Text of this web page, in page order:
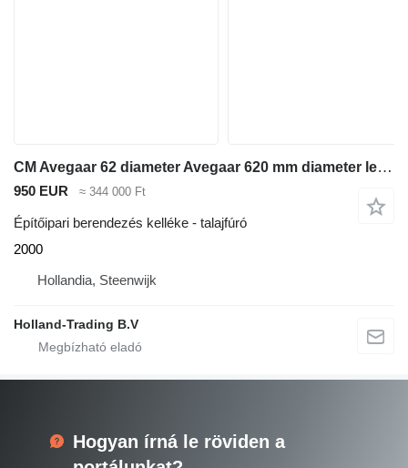
CM Avegaar 62 diameter Avegaar 620 mm diameter lengte 1000 mm
950 EUR ≈ 344 000 Ft
Építőipari berendezés kelléke - talajfúró
2000
Hollandia, Steenwijk
Holland-Trading B.V
Hogyan írná le röviden a